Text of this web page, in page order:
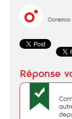
Ooredoo